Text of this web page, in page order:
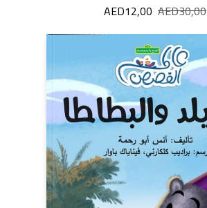
AED30,00
السعر
الأصلي
هو:
AED30,00.
AED12,00
الحالي
AED12,00.